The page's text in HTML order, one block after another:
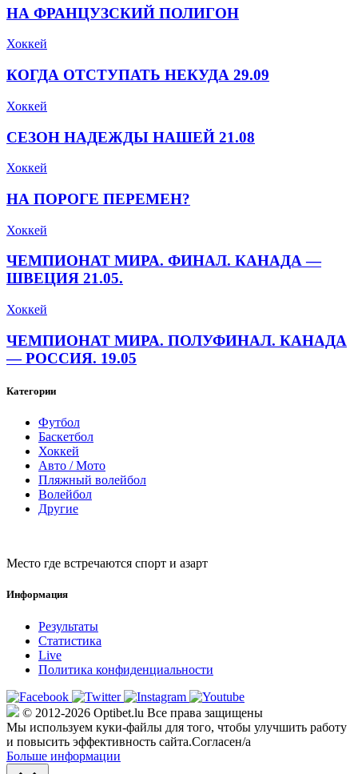
НА ФРАНЦУЗСКИЙ ПОЛИГОН
Хоккей
КОГДА ОТСТУПАТЬ НЕКУДА 29.09
Хоккей
СЕЗОН НАДЕЖДЫ НАШЕЙ 21.08
Хоккей
НА ПОРОГЕ ПЕРЕМЕН?
Хоккей
ЧЕМПИОНАТ МИРА. ФИНАЛ. КАНАДА —
ШВЕЦИЯ 21.05.
Хоккей
ЧЕМПИОНАТ МИРА. ПОЛУФИНАЛ. КАНАДА
— РОССИЯ. 19.05
Категории
Футбол
Баскетбол
Хоккей
Авто / Мото
Пляжный волейбол
Волейбол
Другие
Место где встречаются спорт и азарт
Информация
Результаты
Статистика
Live
Политика конфиденциальности
© 2012-2026 Optibet.lu Все права защищены
Мы используем куки-файлы для того, чтобы улучшить работу
и повысить эффективность сайта.Согласен/а
Больше информации